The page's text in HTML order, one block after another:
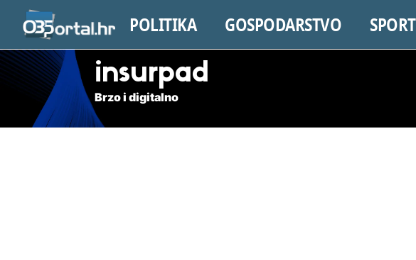
POLITIKA GOSPODARSTVO SPORT
insurpad
Brzo i digitalno